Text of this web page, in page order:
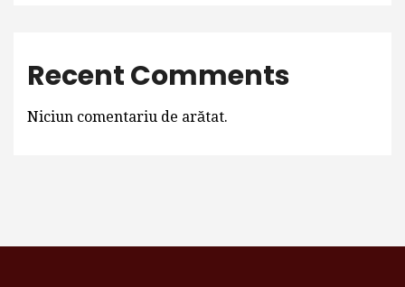
Recent Comments
Niciun comentariu de arătat.